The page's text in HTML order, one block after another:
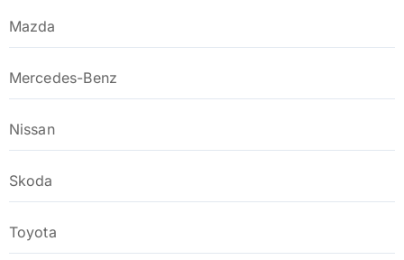
Mazda
Mercedes-Benz
Nissan
Skoda
Toyota